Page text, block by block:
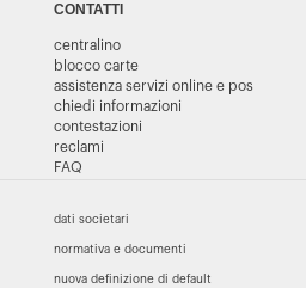
CONTATTI
centralino
blocco carte
assistenza servizi online e pos
chiedi informazioni
contestazioni
reclami
FAQ
dati societari
normativa e documenti
nuova definizione di default